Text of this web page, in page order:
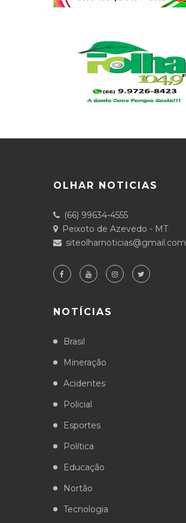
OLHAR NOTICIAS
(66) 99634-4555
Peixoto de Azevedo - MT
siteolharnoticias@gmail.com
NOTÍCIAS
Brasil
Mineração
Acidentes
Policial
Esportes
Política
Educação
Nortão
Tecnologia